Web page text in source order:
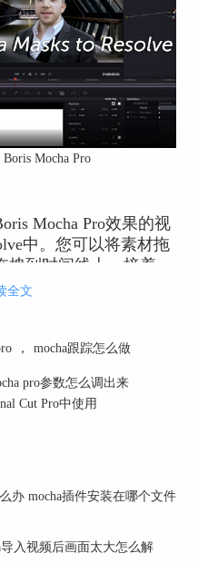
Boris Mocha Pro
Mocha Pro效果的视
中。您可以将素材拖
到时间线上。接着，
新的节点，用于应用
选择"OpenFX"按钮。
FX"，然后选
将看到视频素材，并
）来跟踪目标物体的运
全文
， mocha跟踪怎么做
pro参数怎么调出来
Cut Pro中使用
办 mocha插件安装在哪个文件
入视频后画面太大怎么解